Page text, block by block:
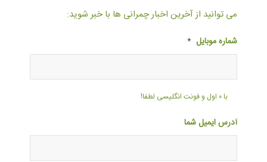
می توانید از آخرین اخبار چمرانی ها با خبر شوید:
شماره موبایل *
با ۰ اول و فونت انگلیسی لطفا!
آدرس ایمیل شما